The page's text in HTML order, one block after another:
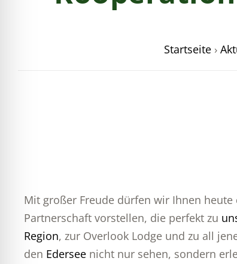
Startseite›
Mit großer Freude dürfen wir Ihnen heute
Partnerschaft vorstellen, die perfekt zu
Region, zur Overlook Lodge und zu all
den Edersee nicht nur sehen, sondern